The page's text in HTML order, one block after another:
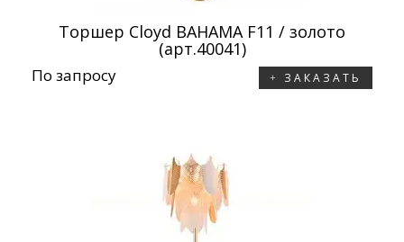
Торшер Cloyd BAHAMA F11 / золото
(арт.40041)
По запросу ЗАКАЗАТЬ